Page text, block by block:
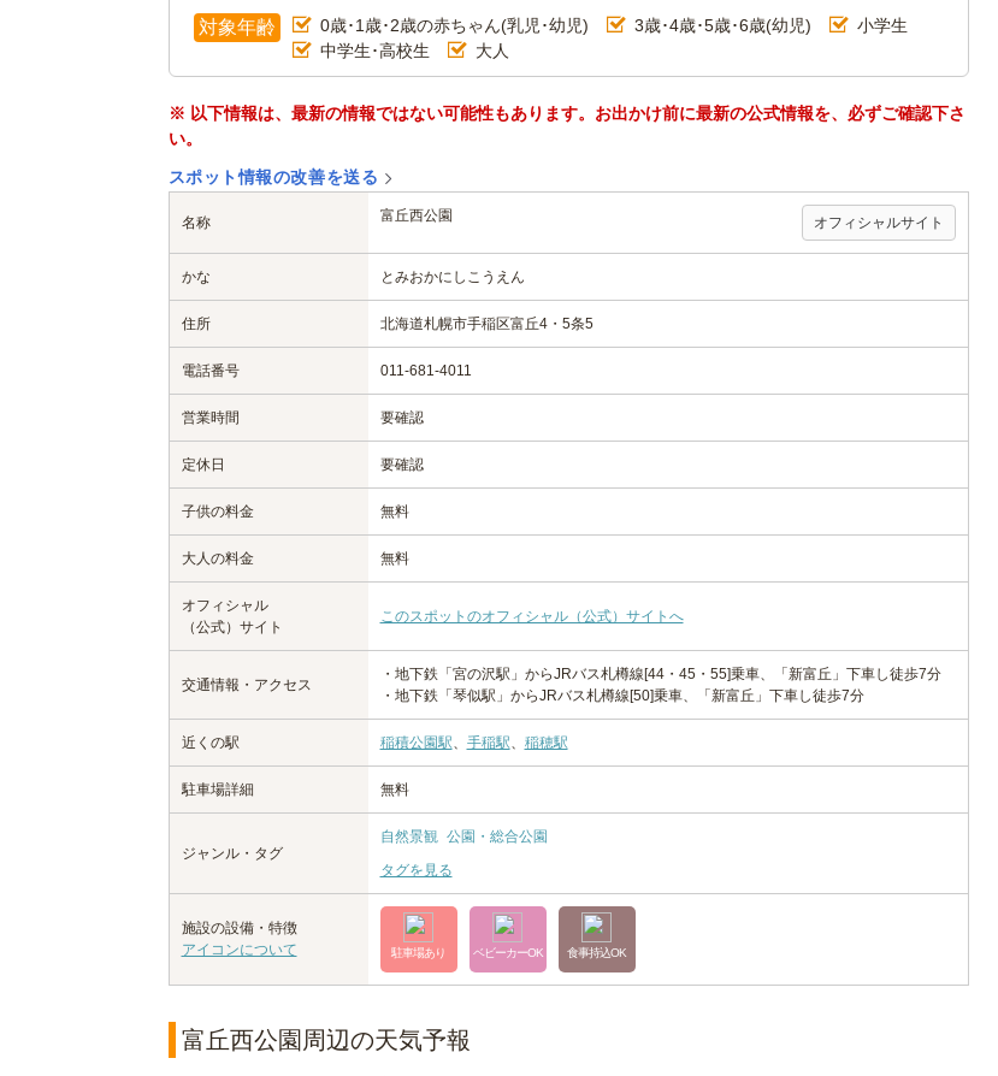
対象年齢 0歳･1歳･2歳の赤ちゃん(乳児･幼児) 3歳･4歳･5歳･6歳(幼児)
小学生
中学生･高校生
大人
※ 以下情報は、最新の情報ではない可能性もあります。お出かけ前に最新の公式情報を、必ずご確認下さ
い。
スポット情報の改善を送る
名称 富丘西公園 オフィシャルサイト
かな とみおかにしこうえん
住所 北海道札幌市手稲区富丘4・5条5
電話番号 011-681-4011
営業時間 要確認
定休日 要確認
子供の料金 無料
大人の料金 無料
オフィシャル
（公式）サイト
このスポットのオフィシャル（公式）サイトへ
交通情報・アクセス
・地下鉄「宮の沢駅」からJRバス札樽線[44・45・55]乗車、「新富丘」下車し徒歩7分
・地下鉄「琴似駅」からJRバス札樽線[50]乗車、「新富丘」下車し徒歩7分
近くの駅 稲積公園駅、 手稲駅、 稲穂駅
駐車場詳細 無料
ジャンル・タグ
自然景観 公園・総合公園
タグを見る
施設の設備・特徴
アイコンについて
駐車場あり ベビーカーOK 食事持込OK
富丘西公園周辺の天気予報